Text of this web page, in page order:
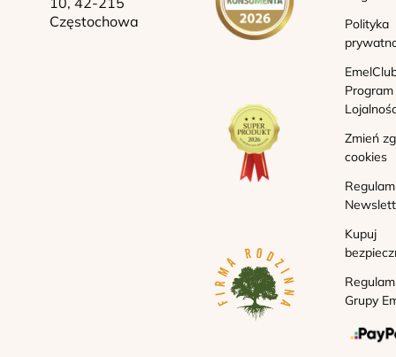
Częstochowa
Polityka
Program
Zmień
cookies
Kupuj
Grupy